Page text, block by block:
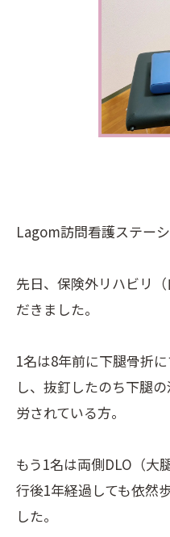
Lagom訪問看護ステー
先日、保険外リハビリ
だきました。
1名は8年前に下腿骨折
し、抜釘したのち下腿
労されている方。
もう1名は両側DLO（大
行後1年経過しても依然
した。